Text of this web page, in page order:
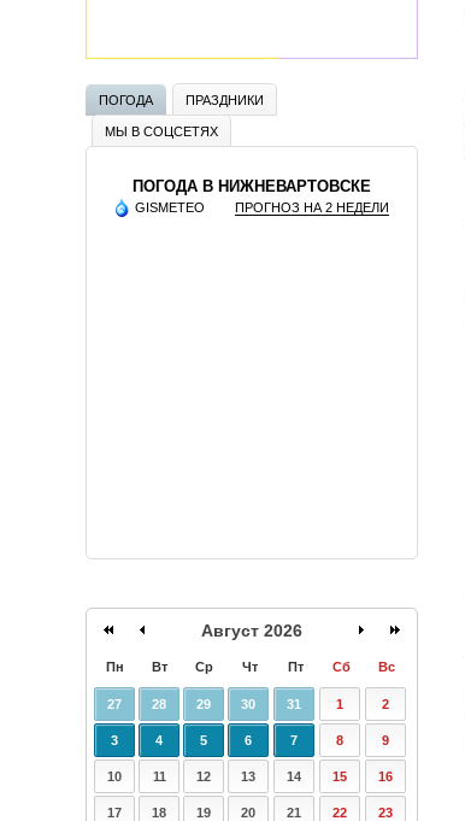
ПОГОДА
ПРАЗДНИКИ
МЫ В СОЦСЕТЯХ
ПОГОДА В НИЖНЕВАРТОВСКЕ
GISMETEO ПРОГНОЗ НА 2 НЕДЕЛИ
Август 2026
Пн Вт Ср Чт Пт Сб Вс
27 28 29 30 31 1 2
3 4 5 6 7 8 9
10 11 12 13 14 15 16
17 18 19 20 21 22 23